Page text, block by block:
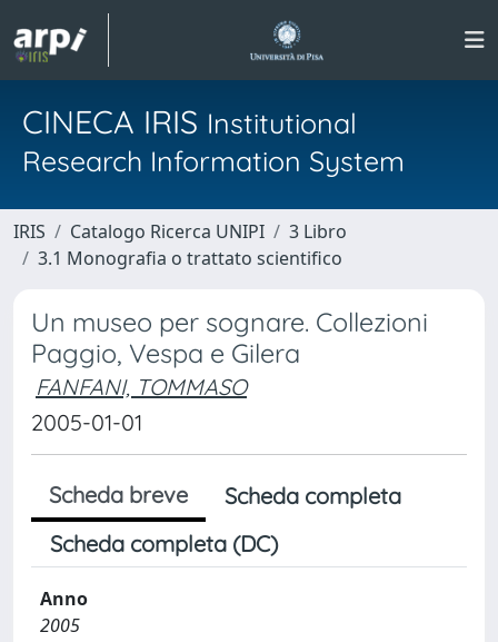
CINECA IRIS Institutional
Research Information System
IRIS Catalogo Ricerca UNIPI
3 Libro
3.1 Monografia o trattato scientifico
Un museo per sognare. Collezioni
Paggio, Vespa e Gilera
FANFANI, TOMMASO
2005-01-01
Scheda breve
Scheda completa
Scheda completa (DC)
Anno
2005